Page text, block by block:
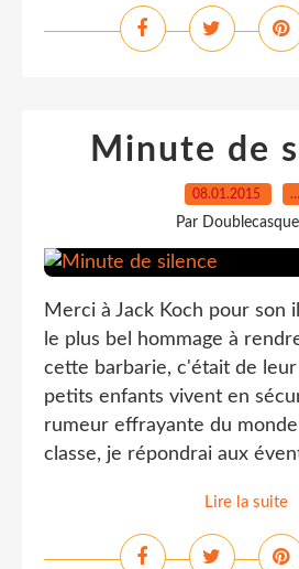
Minute de
08.01.2015 …
Par
Merci à Jack Koch pour son
le plus bel hommage à
cette barbarie, c'était de
petits enfants vivent en
rumeur effrayante du monde
classe, je répondrai aux
Lire la suite